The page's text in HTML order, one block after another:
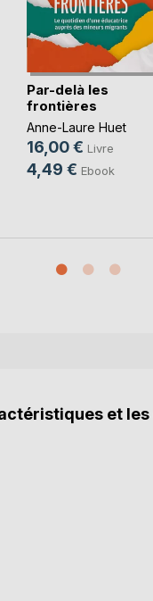
Par-delà les
frontières
Anne-Laure Huet
16,00 € Livre
4,49 € Ebook
et